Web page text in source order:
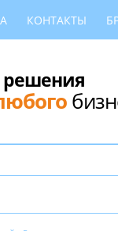
КОНТАКТЫ
решения